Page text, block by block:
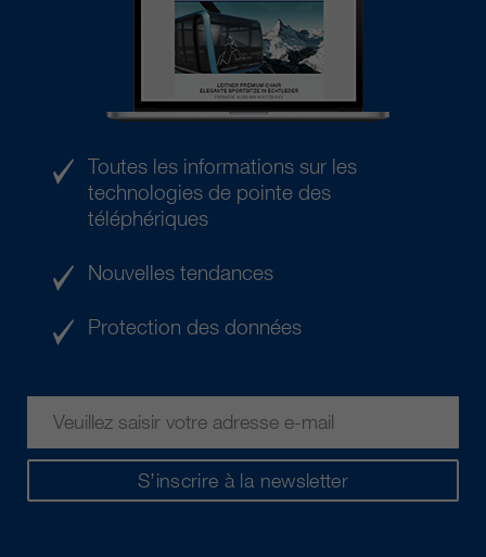
S’inscrire à la newsletter
Toutes les informations sur les
technologies de pointe des
téléphériques
Nouvelles tendances
Protection des données